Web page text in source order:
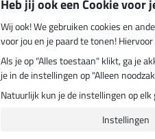
Klimaatneutrale shop
Heb jij ook een Cookie voor
Wij ook! We gebruiken cookies en
voor jou en je paard te tonen!
Als je op "Alles toestaan" klikt, ga je
je in de instellingen op "Alleen
Natuurlijk kun je de instellingen op
Instellingen